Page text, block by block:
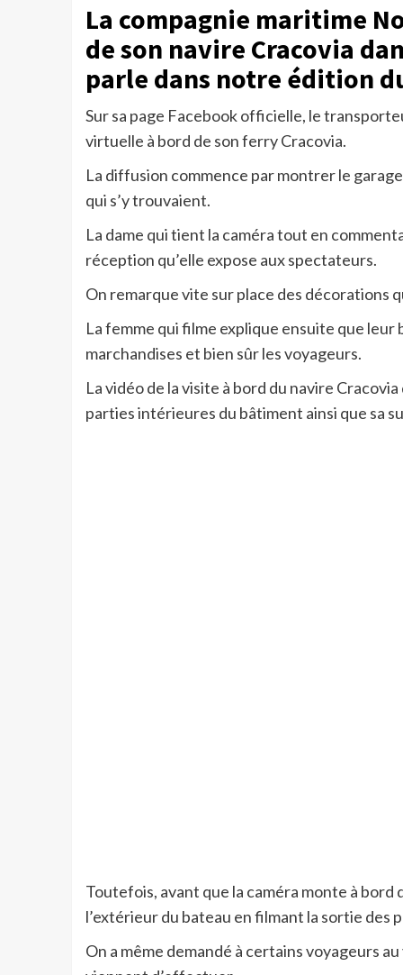
La compagnie maritime
de son navire Cracovia
parle dans notre édition
Sur sa page Facebook officielle, le
virtuelle à bord de son ferry Cracovia.
La diffusion commence par montrer le
qui s’y trouvaient.
La dame qui tient la caméra tout en
réception qu’elle expose aux spectateurs.
On remarque vite sur place des décorations
La femme qui filme explique ensuite que
marchandises et bien sûr les voyageurs.
La vidéo de la visite à bord du navire
parties intérieures du bâtiment ainsi que sa
Toutefois, avant que la caméra monte à
l’extérieur du bateau en filmant la sortie des
On a même demandé à certains voyageurs